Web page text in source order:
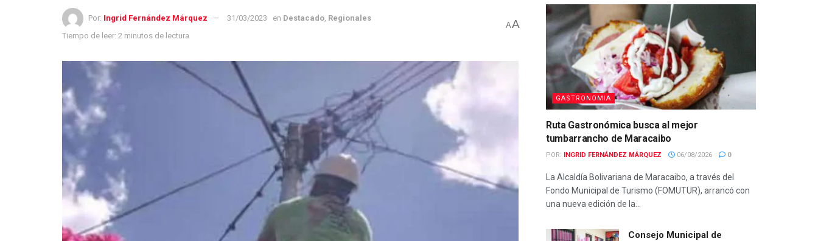
Por: Ingrid Fernández Márquez 31/03/2023 en Destacado Regionales
Tiempo de leer: 2 minutos de lectura
AA
GASTRONOMIA
Ruta Gastronómica busca al mejor
tumbarrancho de Maracaibo
POR: INGRID FERNÁNDEZ MÁRQUEZ 06/08/2026 0
La Alcaldía Bolivariana de Maracaibo, a través del
Fondo Municipal de Turismo (FOMUTUR), arrancó con
una nueva edición de la...
Consejo Municipal de